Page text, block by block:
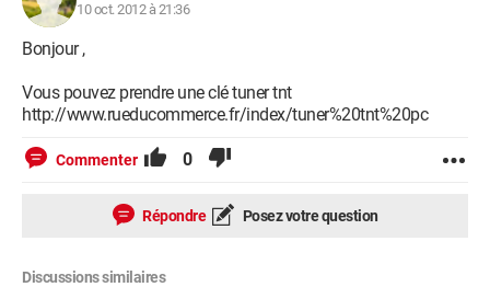
10 oct. 2012 à 21:36
Bonjour ,
Vous pouvez prendre une clé tuner tnt
http://www.rueducommerce.fr/index/tuner%20tnt%20pc
Commenter 0
Répondre Posez votre question
Discussions similaires